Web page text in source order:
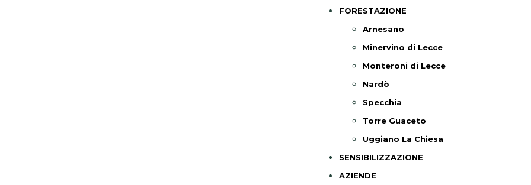
FORESTAZIONE
Arnesano
Minervino di Lecce
Monteroni di Lecce
Nardò
Specchia
Torre Guaceto
Uggiano La Chiesa
SENSIBILIZZAZIONE
AZIENDE